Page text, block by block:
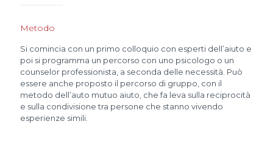
Metodo
Si comincia con un primo colloquio con esperti dell’aiuto e
poi si programma un percorso con uno psicologo o un
counselor professionista, a seconda delle necessità. Può
essere anche proposto il percorso di gruppo, con il
metodo dell’auto mutuo aiuto, che fa leva sulla reciprocità
e sulla condivisione tra persone che stanno vivendo
esperienze simili.